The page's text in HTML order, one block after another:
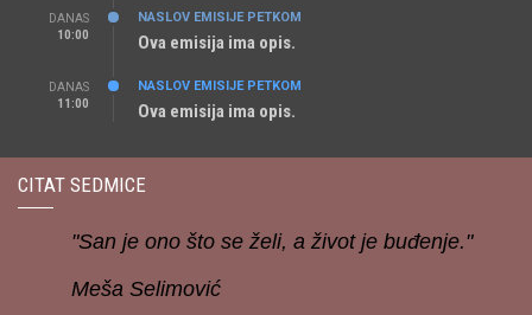
DANAS
10:00
NASLOV EMISIJE PETKOM
Ova emisija ima opis.
DANAS
11:00
NASLOV EMISIJE PETKOM
Ova emisija ima opis.
CITAT SEDMICE
"San je ono što se želi, a život je buđenje."
Meša Selimović